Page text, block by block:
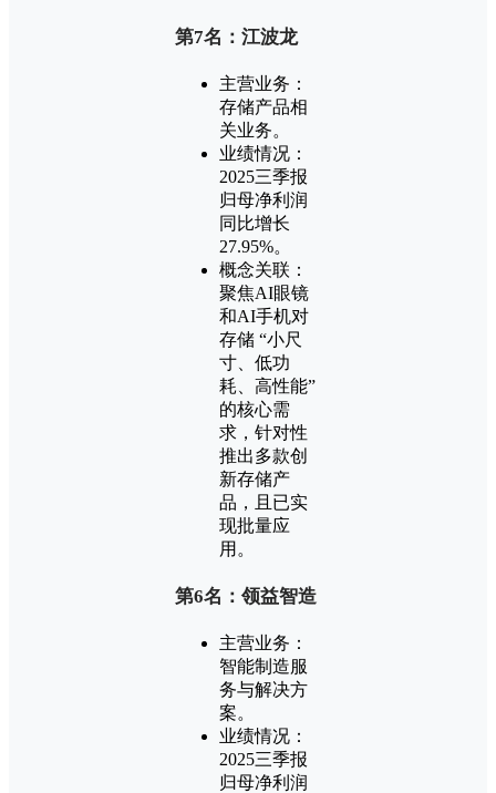
第7名：江波龙
主营业务：
存储产品相
关业务。
业绩情况：
2025三季报
归母净利润
同比增长
27.95%。
概念关联：
聚焦AI眼镜
和AI手机对
存储 “小尺
寸、低功
耗、高性能”
的核心需
求，针对性
推出多款创
新存储产
品，且已实
现批量应
用。
第6名：领益智造
主营业务：
智能制造服
务与解决方
案。
业绩情况：
2025三季报
归母净利润